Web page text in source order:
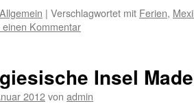
Allgemein | Verschlagwortet mit Ferien,
einen Kommentar
Insel
2012von admin